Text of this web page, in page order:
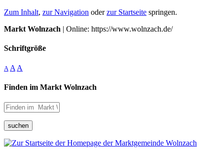
Zum Inhalt, zur Navigation oderzur Startseite springen.
Markt Wolnzach | Online: https://www.wolnzach.de/
Schriftgröße
A A A
Finden im Markt Wolnzach
suchen